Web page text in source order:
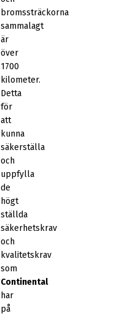
bromssträckorna
sammalagt
är
över
1700
kilometer.
Detta
för
att
kunna
säkerställa
och
uppfylla
de
högt
ställda
säkerhetskrav
och
kvalitetskrav
som
Continental
har
på